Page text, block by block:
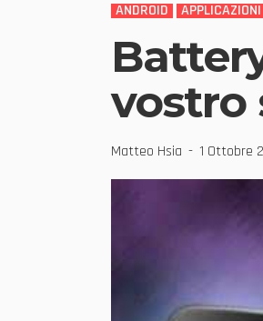
ANDROID APPLICAZIONI
vostro
Matteo Hsia 1 Ottobre